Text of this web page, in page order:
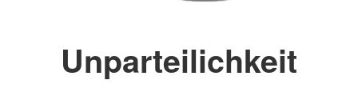
Unparteilichkeit